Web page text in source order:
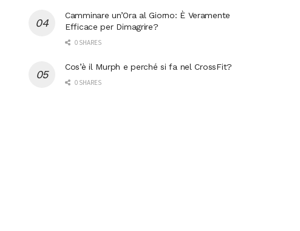
Camminare un’Ora al Giorno: È Veramente
Efficace per Dimagrire?
0 SHARES
Cos’è il Murph e perché si fa nel CrossFit?
0 SHARES